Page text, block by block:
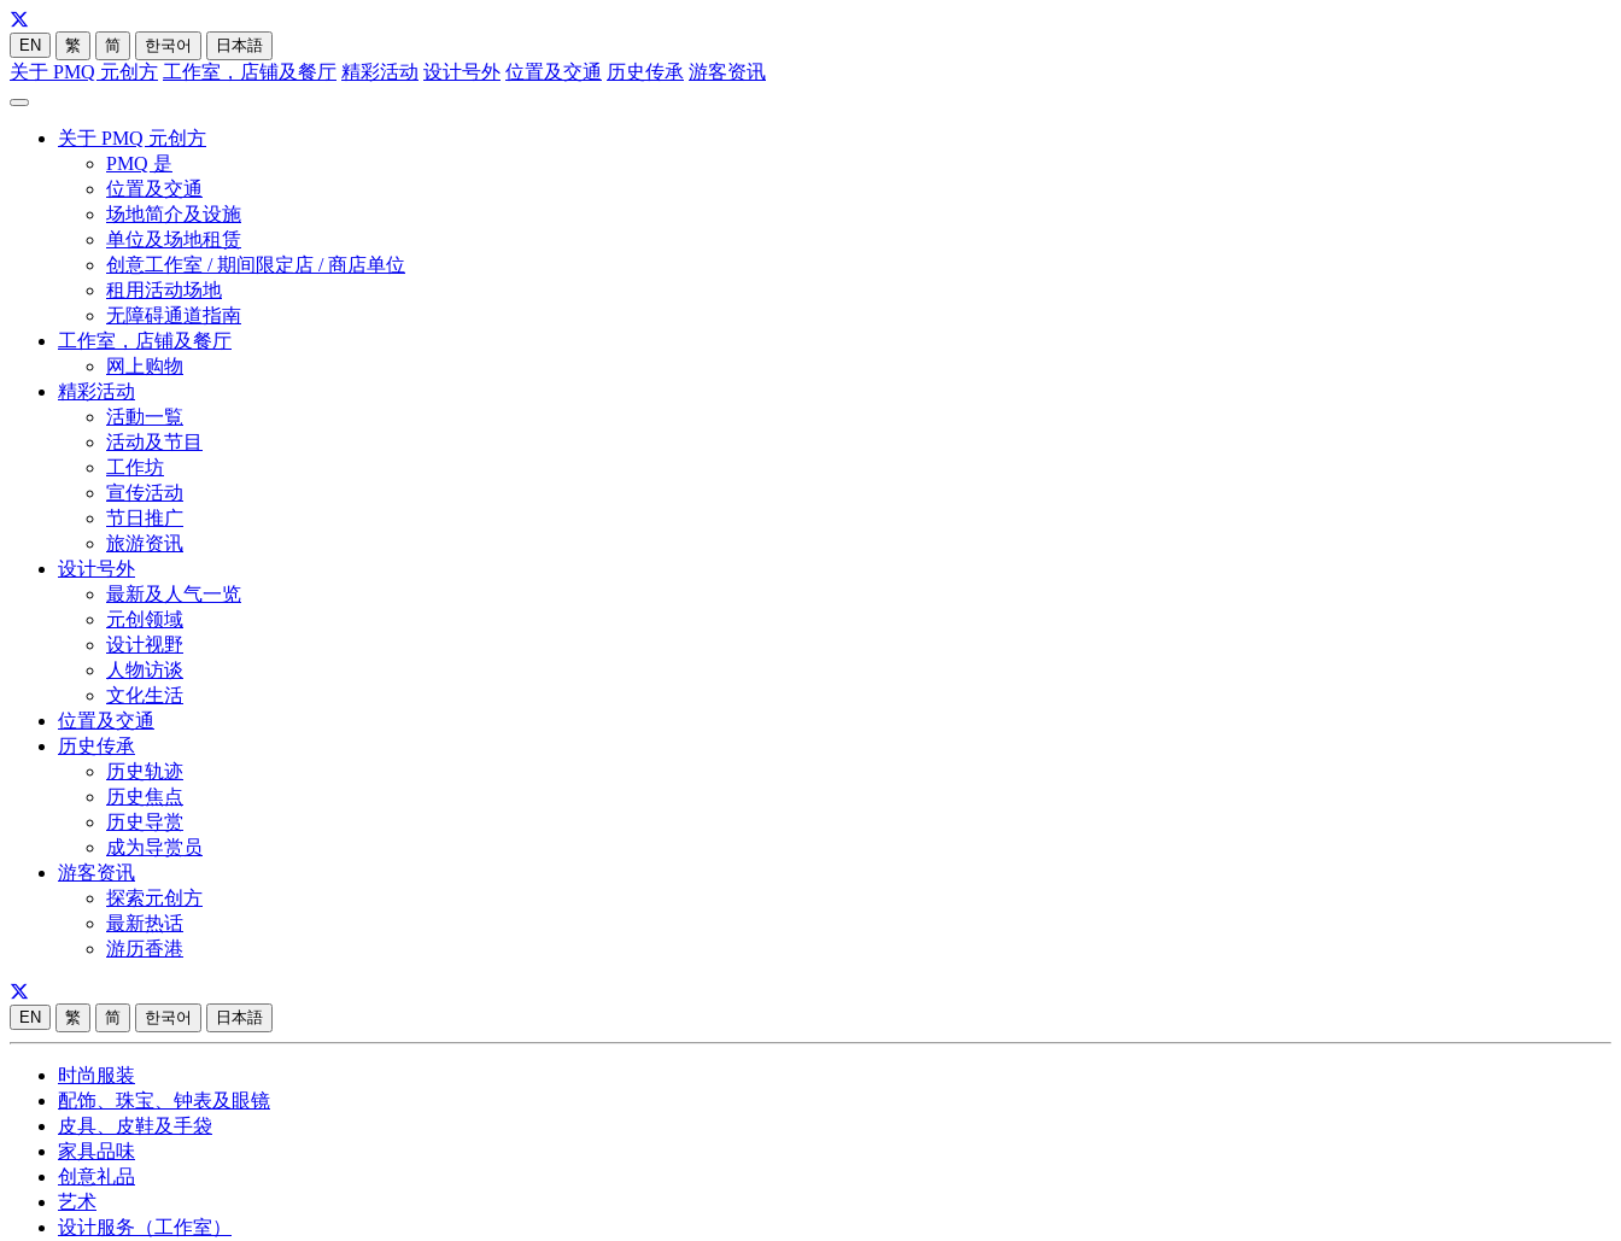
EN 繁 简 한국어 日本語
关于 PMQ 元创方 工作室，店铺及餐厅 精彩活动 设计号外 位置及交通 历史传承 游客资讯
关于 PMQ 元创方
PMQ 是
位置及交通
场地简介及设施
单位及场地租赁
创意工作室 / 期间限定店 / 商店单位
租用活动场地
无障碍通道指南
工作室，店铺及餐厅
网上购物
精彩活动
活動一覧
活动及节目
工作坊
宣传活动
节日推广
旅游资讯
设计号外
最新及人气一览
元创领域
设计视野
人物访谈
文化生活
位置及交通
历史传承
历史轨迹
历史焦点
历史导赏
成为导赏员
游客资讯
探索元创方
最新热话
游历香港
EN 繁 简 한국어 日本語
时尚服装
配饰、珠宝、钟表及眼镜
皮具、皮鞋及手袋
家具品味
创意礼品
艺术
设计服务（工作室）